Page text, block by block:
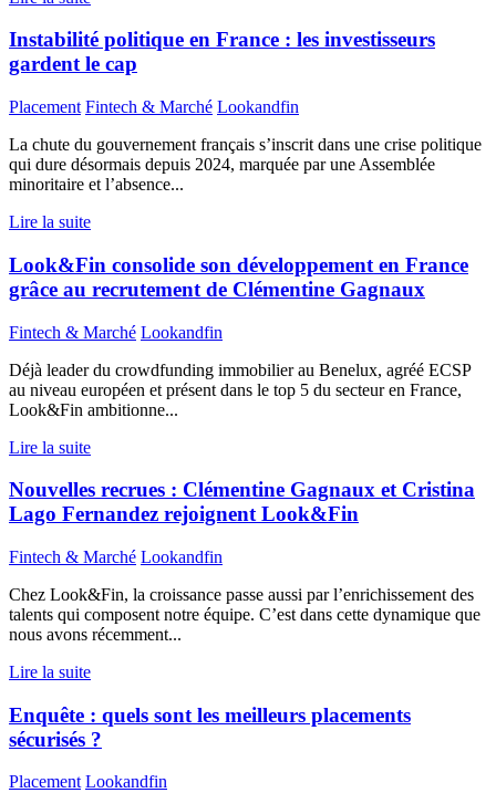
Instabilité politique en France : les investisseurs
gardent le cap
Placement Fintech & Marché Lookandfin
La chute du gouvernement français s’inscrit dans une crise politique
qui dure désormais depuis 2024, marquée par une Assemblée
minoritaire et l’absence...
Lire la suite
Look&Fin consolide son développement en France
grâce au recrutement de Clémentine Gagnaux
Fintech & Marché Lookandfin
Déjà leader du crowdfunding immobilier au Benelux, agréé ECSP
au niveau européen et présent dans le top 5 du secteur en France,
Look&Fin ambitionne...
Lire la suite
Nouvelles recrues : Clémentine Gagnaux et Cristina
Lago Fernandez rejoignent Look&Fin
Fintech & Marché Lookandfin
Chez Look&Fin, la croissance passe aussi par l’enrichissement des
talents qui composent notre équipe. C’est dans cette dynamique que
nous avons récemment...
Lire la suite
Enquête : quels sont les meilleurs placements
sécurisés ?
Placement Lookandfin